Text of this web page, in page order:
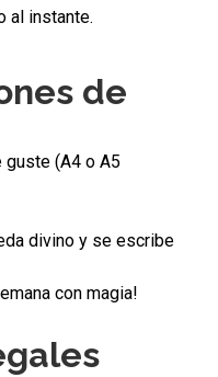
al instante.
de
guste (A4 o A5
divino y se escribe
con magia!